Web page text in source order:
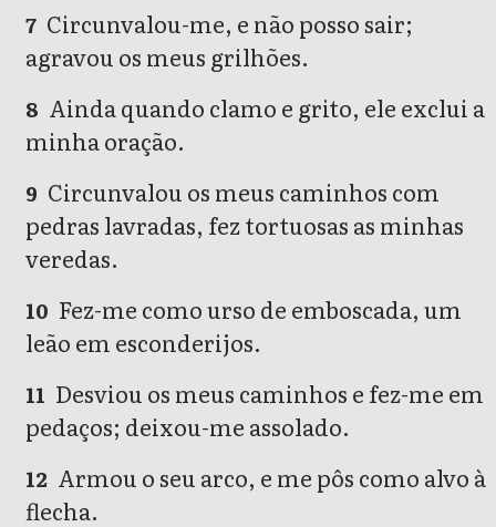
7 Circunvalou-me, e não posso sair;
agravou os meus grilhões.
8 Ainda quando clamo e grito, ele exclui a
minha oração.
9 Circunvalou os meus caminhos com
pedras lavradas, fez tortuosas as minhas
veredas.
10 Fez-me como urso de emboscada, um
leão em esconderijos.
11 Desviou os meus caminhos e fez-me em
pedaços; deixou-me assolado.
12 Armou o seu arco, e me pôs como alvo à
flecha.